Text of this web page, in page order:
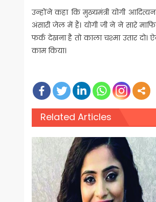
उन्होंने कहा कि मुख्यमंत्री योगी
अंसारी जेल में हैं। योगी जी ने ने सारे
फर्क देखना है तो काला चश्मा उतार
काम किया।
Related Articles